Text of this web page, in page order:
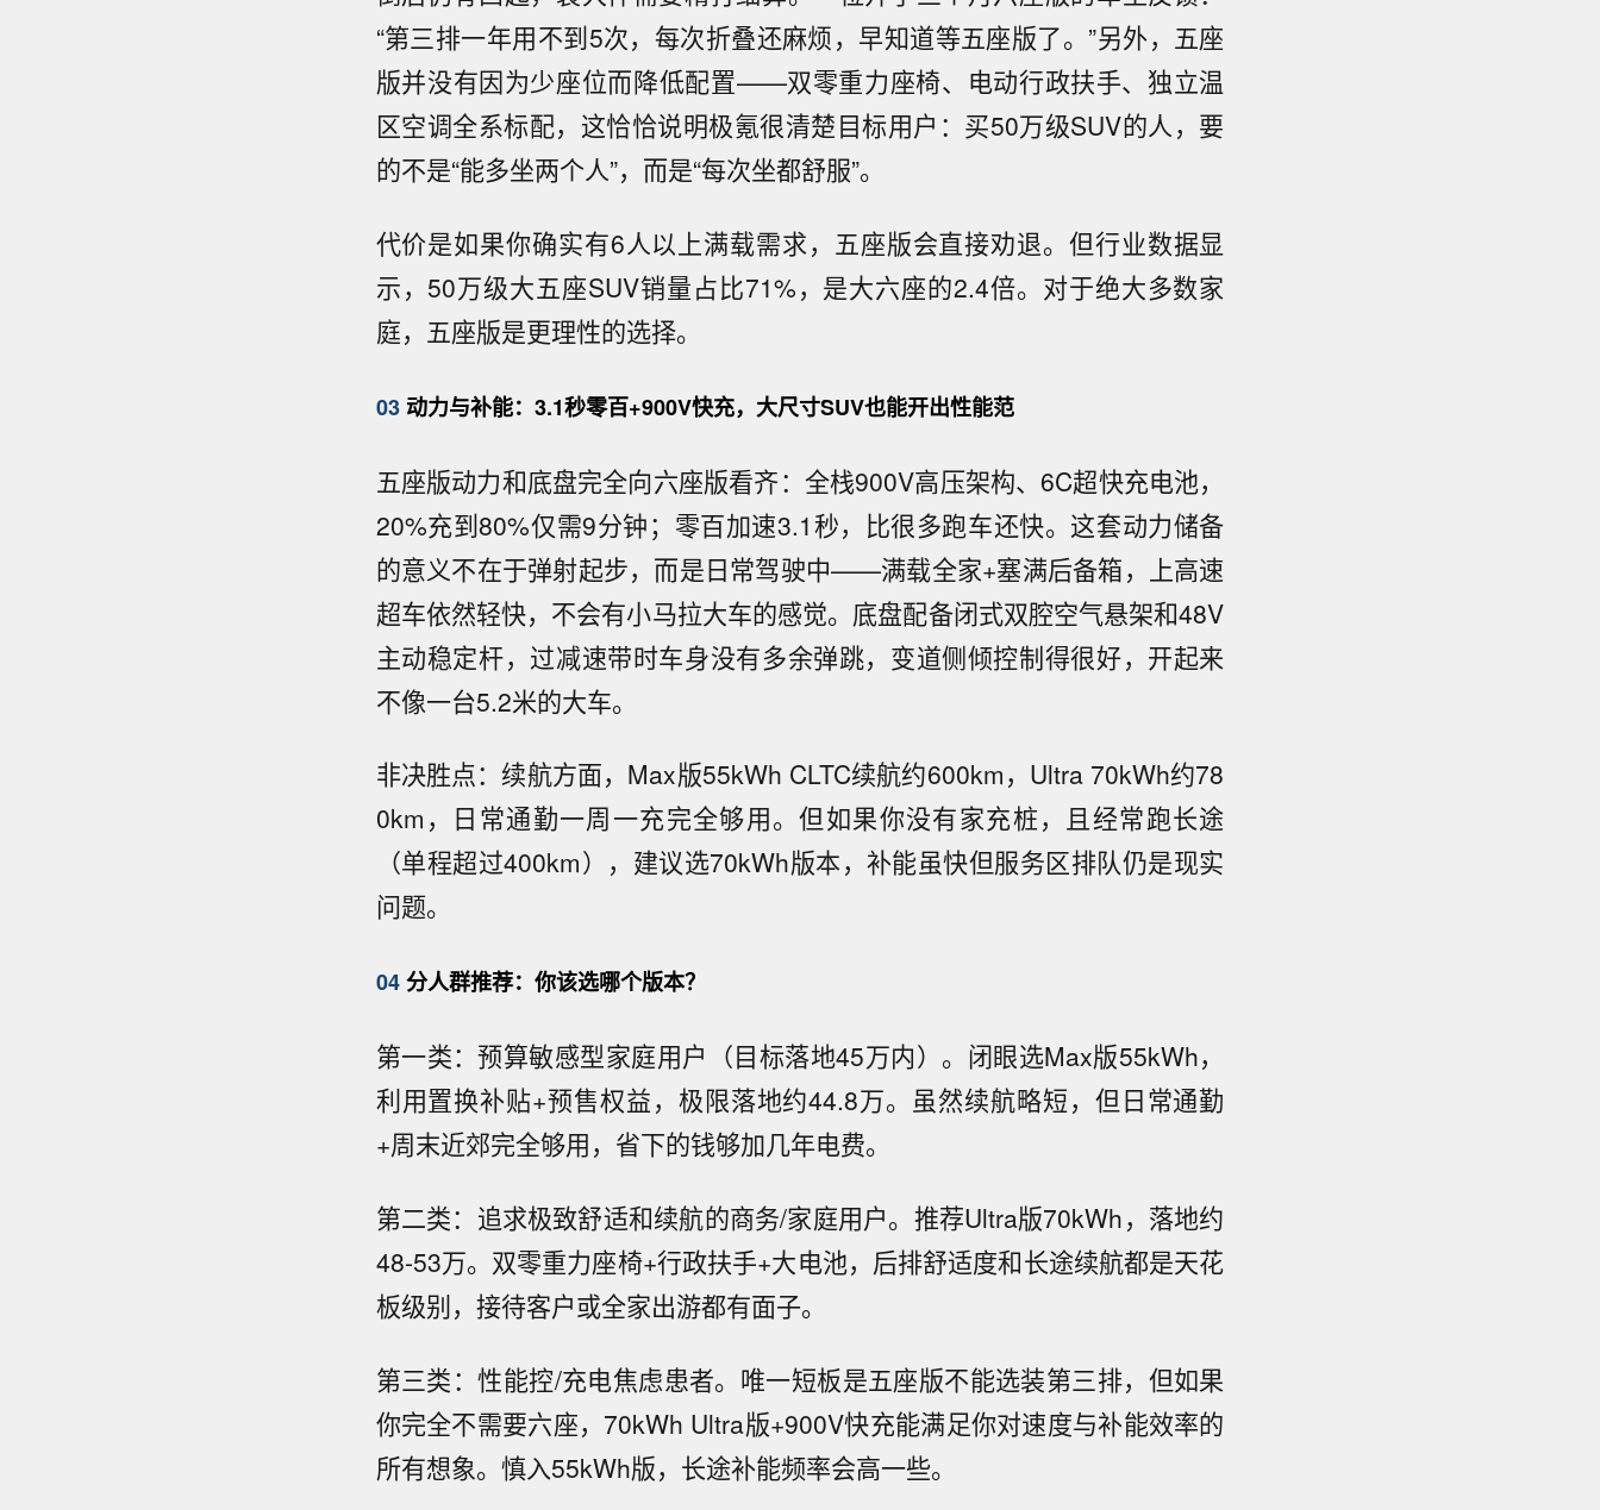
“第三排一年用不到5次，每次折叠还麻烦，早知道等五座版了。”另外，五座
版并没有因为少座位而降低配置——双零重力座椅、电动行政扶手、独立温
区空调全系标配，这恰恰说明极氪很清楚目标用户：买50万级SUV的人，要
的不是“能多坐两个人”，而是“每次坐都舒服”。
代价是如果你确实有6人以上满载需求，五座版会直接劝退。但行业数据显
示，50万级大五座SUV销量占比71%，是大六座的2.4倍。对于绝大多数家
庭，五座版是更理性的选择。
03动力与补能：3.1秒零百+900V快充，大尺寸SUV也能开出性能范
五座版动力和底盘完全向六座版看齐：全栈900V高压架构、6C超快充电池，
20%充到80%仅需9分钟；零百加速3.1秒，比很多跑车还快。这套动力储备
的意义不在于弹射起步，而是日常驾驶中——满载全家+塞满后备箱，上高速
超车依然轻快，不会有小马拉大车的感觉。底盘配备闭式双腔空气悬架和48V
主动稳定杆，过减速带时车身没有多余弹跳，变道侧倾控制得很好，开起来
不像一台5.2米的大车。
非决胜点：续航方面，Max版55kWh CLTC续航约600km，Ultra 70kWh约78
0km，日常通勤一周一充完全够用。但如果你没有家充桩，且经常跑长途
（单程超过400km），建议选70kWh版本，补能虽快但服务区排队仍是现实
问题。
04分人群推荐：你该选哪个版本？
第一类：预算敏感型家庭用户（目标落地45万内）。闭眼选Max版55kWh，
利用置换补贴+预售权益，极限落地约44.8万。虽然续航略短，但日常通勤
+周末近郊完全够用，省下的钱够加几年电费。
第二类：追求极致舒适和续航的商务/家庭用户。推荐Ultra版70kWh，落地约
48-53万。双零重力座椅+行政扶手+大电池，后排舒适度和长途续航都是天花
板级别，接待客户或全家出游都有面子。
第三类：性能控/充电焦虑患者。唯一短板是五座版不能选装第三排，但如果
你完全不需要六座，70kWh Ultra版+900V快充能满足你对速度与补能效率的
所有想象。慎入55kWh版，长途补能频率会高一些。